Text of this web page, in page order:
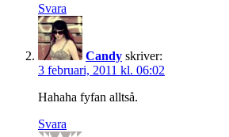
Svara
Candy skriver:
3 februari, 2011 kl. 06:02
Hahaha fyfan alltså.
Svara